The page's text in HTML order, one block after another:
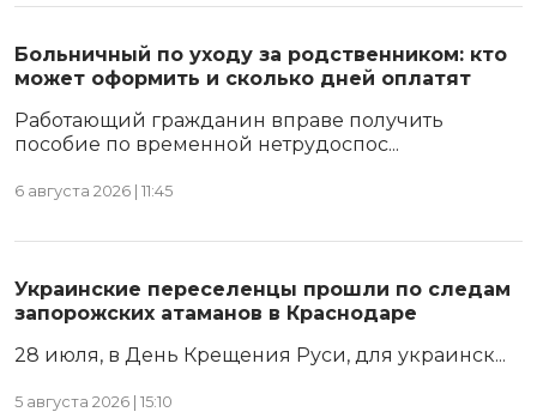
Больничный по уходу за родственником: кто
может оформить и сколько дней оплатят
Работающий гражданин вправе получить
пособие по временной нетрудоспос...
6 августа 2026 | 11:45
Украинские переселенцы прошли по следам
запорожских атаманов в Краснодаре
28 июля, в День Крещения Руси, для украинск...
5 августа 2026 | 15:10